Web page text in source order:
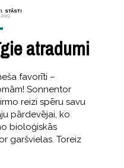
, STĀSTI
atradumi
favorīti –
Sonnentor
reizi spēru savu
pārdevējai, ko
bioloģiskās
garšvielas. Toreiz